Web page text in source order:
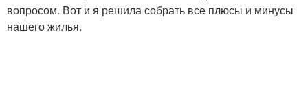
вопросом. Вот и я решила собрать все плюсы и минусы
нашего жилья.